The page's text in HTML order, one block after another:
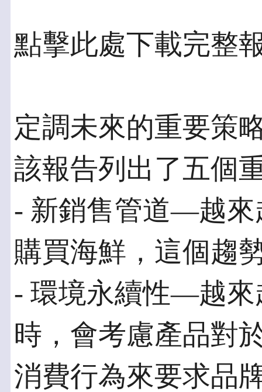
點擊此處下載完整
定調未來的重要策
該報告列出了五個
- 新銷售管道—越來
購買海鮮，這個趨
- 環境永續性—越來
時，會考慮產品對
消費行為來要求品